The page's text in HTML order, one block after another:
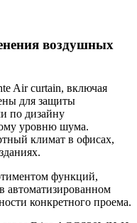
воздушных
Air curtain, включая
для защиты
по дизайну
уровню шума.
климат в офисах,
функций,
автоматизированном
конкретного проема.